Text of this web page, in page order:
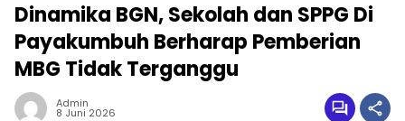
Dinamika BGN, Sekolah dan SPPG Di
Payakumbuh Berharap Pemberian
MBG Tidak Terganggu
Admin
8 Juni 2026